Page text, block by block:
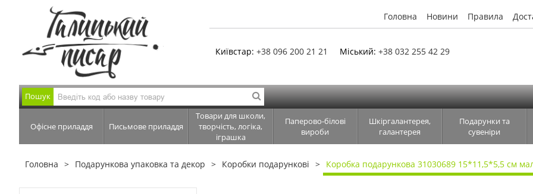
Головна Новини Правила
Київстар: +38 096 200 21 21 Міський: +38 032 255 42 29
Пошук
Офісне приладдя Письмове приладдя
Товари для школи,
творчість, логіка,
іграшка
Паперово-білові
вироби
Шкіргалантерея,
галантерея
Подарунки та
сувеніри
Головна Подарункова упаковка та декор Коробки подарункові Коробка подарункова 31030689 15*11,5*5,5 см